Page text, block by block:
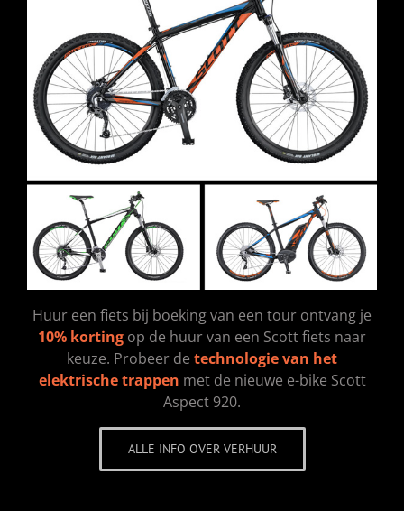
Huur een fiets bij boeking van een tour ontvang je
10% korting op de huur van een Scott fiets naar
keuze. Probeer de technologie van het
elektrische trappen met de nieuwe e-bike Scott
Aspect 920.
ALLE INFO OVER VERHUUR